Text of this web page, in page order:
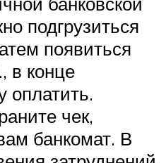
подгрузиться
появиться
в конце
оплатить.
чек,
банкомат. В